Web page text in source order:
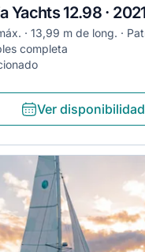
Yachts 12.98 · 2021
13,99 m de long.
completa
Ver disponibilidad